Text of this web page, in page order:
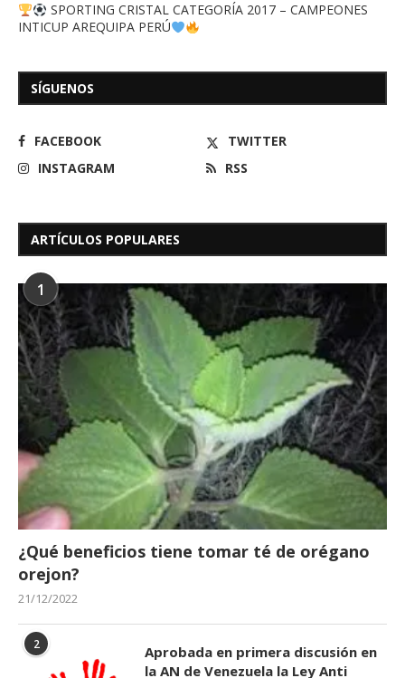
SPORTING CRISTAL CATEGORÍA 2017 – CAMPEONES
INTICUP AREQUIPA PERÚ
SÍGUENOS
FACEBOOK
TWITTER
INSTAGRAM
RSS
ARTÍCULOS POPULARES
1
¿Qué beneficios tiene tomar té de orégano
orejon?
21/12/2022
2
Aprobada en primera discusión en
la AN de Venezuela la Ley Anti